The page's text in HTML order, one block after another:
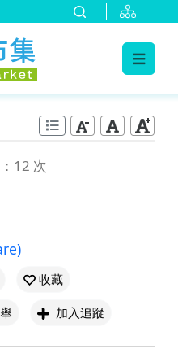
12 次
收藏
加入追蹤